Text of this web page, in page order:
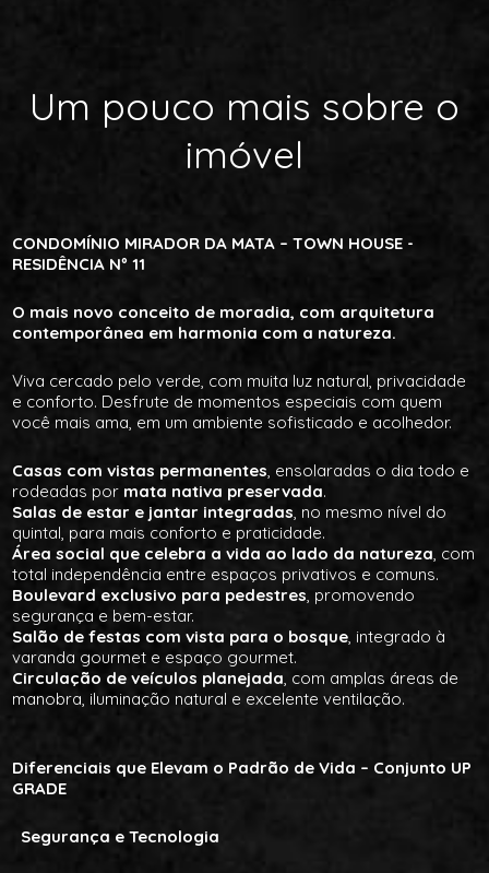
Um pouco mais sobre o
imóvel
CONDOMÍNIO MIRADOR DA MATA – TOWN HOUSE -
RESIDÊNCIA Nº 11
O mais novo conceito de moradia, com arquitetura
contemporânea em harmonia com a natureza.
Viva cercado pelo verde, com muita luz natural, privacidade
e conforto. Desfrute de momentos especiais com quem
você mais ama, em um ambiente sofisticado e acolhedor.
Casas com vistas permanentes, ensolaradas o dia todo e
rodeadas por mata nativa preservada.
Salas de estar e jantar integradas, no mesmo nível do
quintal, para mais conforto e praticidade.
Área social que celebra a vida ao lado da natureza, com
total independência entre espaços privativos e comuns.
Boulevard exclusivo para pedestres, promovendo
segurança e bem-estar.
Salão de festas com vista para o bosque, integrado à
varanda gourmet e espaço gourmet.
Circulação de veículos planejada, com amplas áreas de
manobra, iluminação natural e excelente ventilação.
Diferenciais que Elevam o Padrão de Vida – Conjunto UP
GRADE
Segurança e Tecnologia